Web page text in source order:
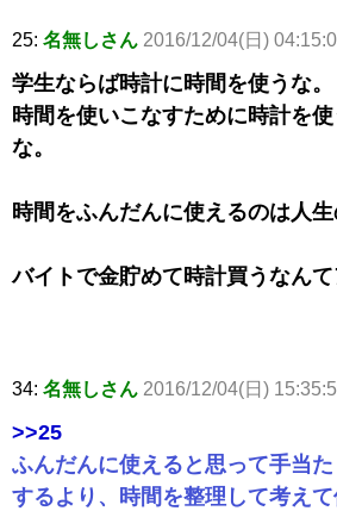
25: 名無しさん 2016/12/04(日)
学生ならば時計に時間を使うな。
時間を使いこなすために時計を
な。
時間をふんだんに使えるのは人生
バイトで金貯めて時計買うなんて
34: 名無しさん 2016/12/04(日)
>>25
ふんだんに使えると思って手当
するより、時間を整理して考え